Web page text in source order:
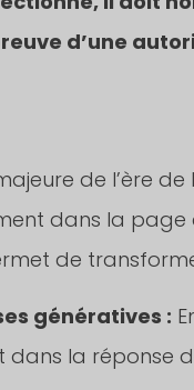
d’une
de l’ère de
dans la page
de
génératives :
la réponse